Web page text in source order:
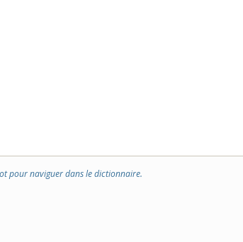
pour naviguer dans le dictionnaire.